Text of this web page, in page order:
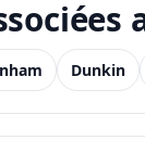
Dunkin